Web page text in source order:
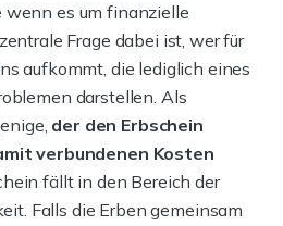
es um finanzielle
Frage dabei ist, wer für
aufkommt, die lediglich eines
darstellen. Als
der den Erbschein
verbundenen Kosten
fällt in den Bereich der
Falls die Erben gemeinsam